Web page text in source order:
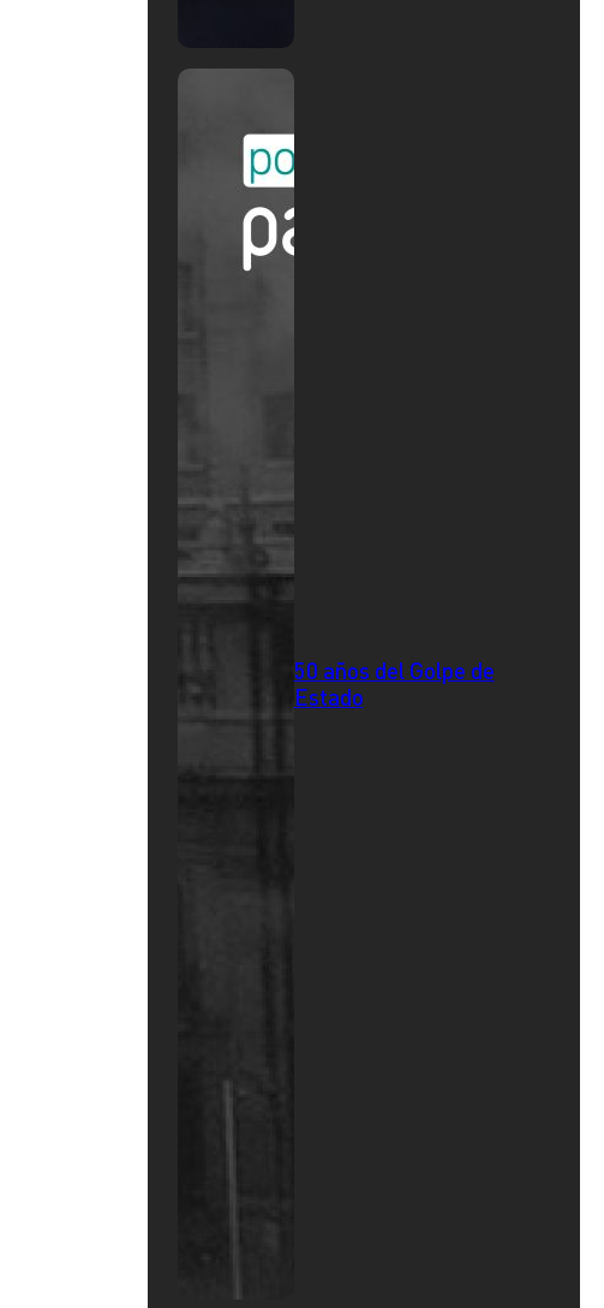
50 años del Golpe de
Estado